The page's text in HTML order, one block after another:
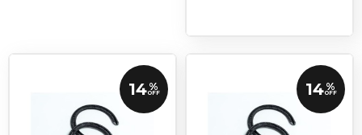
14 %
OFF 14 %
OFF